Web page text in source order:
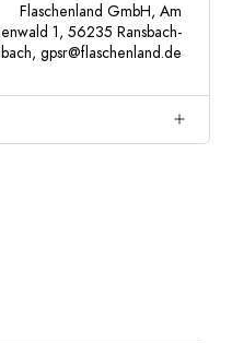
Flaschenland GmbH, Am
1, 56235 Ransbach-
gpsr@flaschenland.de